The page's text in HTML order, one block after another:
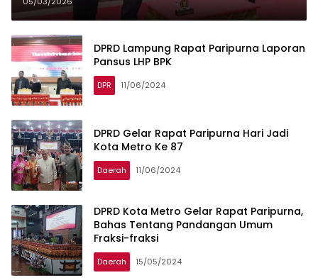
DPRD Lampung Rapat Paripurna Laporan
Pansus LHP BPK
DPR 11/06/2024
DPRD Gelar Rapat Paripurna Hari Jadi
Kota Metro Ke 87
Daerah 11/06/2024
DPRD Kota Metro Gelar Rapat Paripurna,
Bahas Tentang Pandangan Umum
Fraksi-fraksi
Daerah 15/05/2024